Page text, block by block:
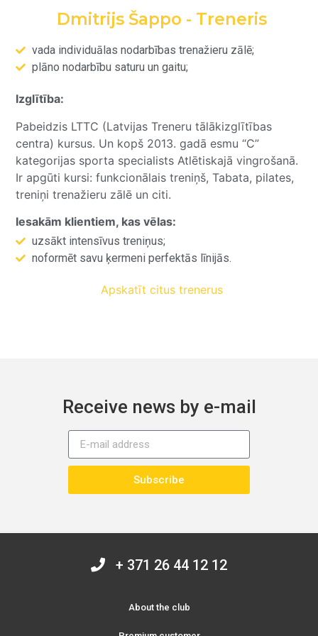
Dmitrijs Šappo - Treneris
vada individuālas nodarbības trenažieru zālē;
plāno nodarbību saturu un gaitu;
Izglītība:
Pabeidzis LTTC (Latvijas Treneru tālākizglītības
centra) kursus. Un kopš 2013. gadā esmu “C”
kategorijas sporta specialists Atlētiskajā vingrošanā.
Ir apgūti kursi: funkcionālais treniņš, Tabata, pilates,
treniņi trenažieru zālē un citi.
Iesakām klientiem, kas vēlas:
uzsākt intensīvus treniņus;
noformēt savu ķermeni perfektās līnijās.
Apskatīt citus trenerus
Receive news by e-mail
Subscribe
+ 371 26 44 12 12
About the club